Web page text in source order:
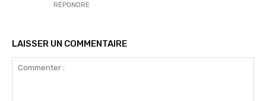
RÉPONDRE
LAISSER UN COMMENTAIRE